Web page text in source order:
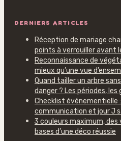
DERNIERS ARTICLES
Réception de mariage
points à verrouiller avant
Reconnaissance de
mieux qu’une vue
Quand tailler un arbre
danger ? Les périodes,
Checklist événementielle
communication et jour J
3 couleurs maximum, des
bases d’une déco réussie